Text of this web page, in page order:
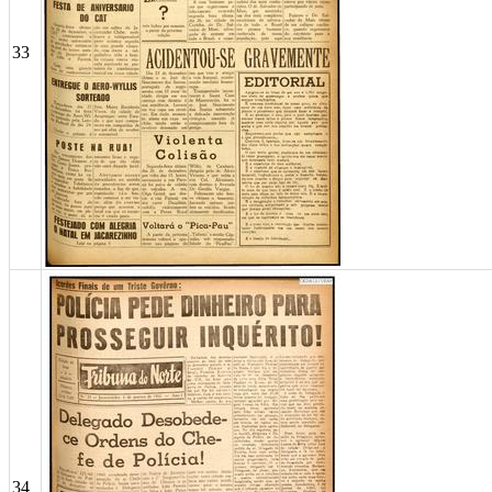
33
34